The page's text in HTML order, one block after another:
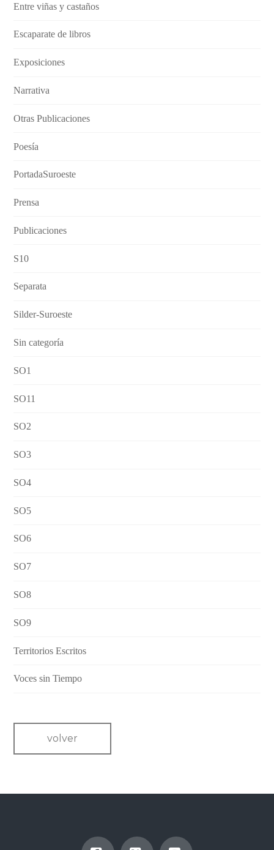
Entre viñas y castaños
Escaparate de libros
Exposiciones
Narrativa
Otras Publicaciones
Poesía
PortadaSuroeste
Prensa
Publicaciones
S10
Separata
Silder-Suroeste
Sin categoría
SO1
SO11
SO2
SO3
SO4
SO5
SO6
SO7
SO8
SO9
Territorios Escritos
Voces sin Tiempo
volver